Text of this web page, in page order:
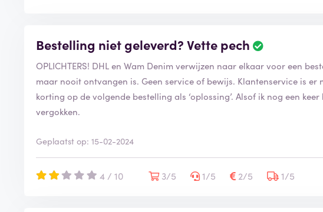
Bestelling niet geleverd? Vette pech
OPLICHTERS! DHL en Wam Denim verwijzen naar elkaar voor een
maar nooit ontvangen is. Geen service of bewijs. Klantenservice is er
korting op de volgende bestelling als ‘oplossing’. Alsof ik nog een keer
vergokken.
Geplaatst op: 15-02-2024
4 / 10 3/5 1/5 2/5 1/5